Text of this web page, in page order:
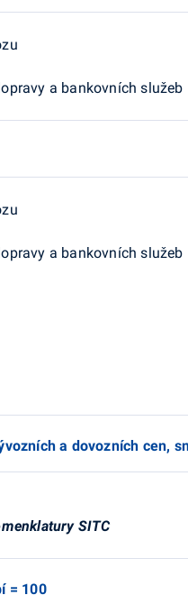
a bankovních služeb
a bankovních služeb
a dovozních cen,
SITC
= 100